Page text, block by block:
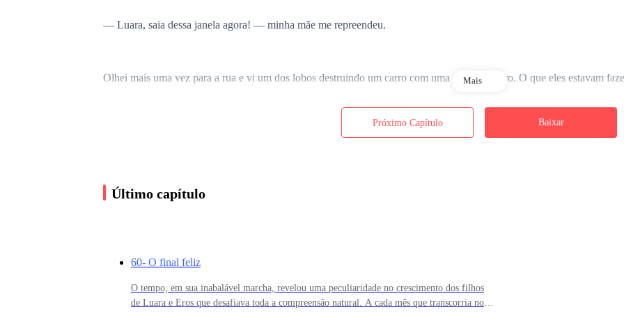
— Luara, saia dessa janela agora! — minha mãe me repreendeu.
Olhei mais uma vez para a rua e vi um dos lobos destruindo um carro com uma família dentro. O que eles estavam
Senti que me puxaram da janela e logo minha mãe fechou as cortinas e verificou todas as trancas de chumbo. Sim,
Somos só nós três desde que meu pai foi morto pelos lobos. Esse foi o pior dia da minha vida e tudo por minha culpa.
Mais
Próximo Capítulo Baixar
Último capítulo
60- O final feliz
O tempo, em sua inabalável marcha, revelou uma peculiaridade no crescimento dos filhos
de Luara e Eros que desafiava toda a compreensão natural. A cada mês que transcorria no